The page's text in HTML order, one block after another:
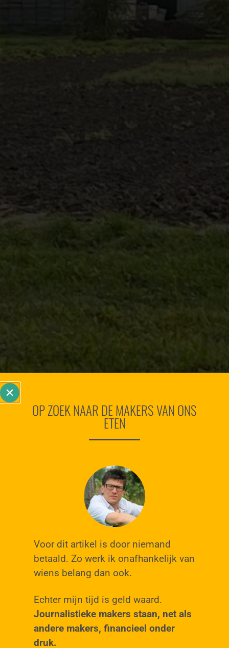
OP ZOEK NAAR DE MAKERS VAN ONS
ETEN
Voor dit artikel is door niemand
betaald. Zo werk ik onafhankelijk van
wiens belang dan ook.
Echter mijn tijd is geld waard.
Journalistieke makers staan, net als
andere makers, financieel onder
druk.